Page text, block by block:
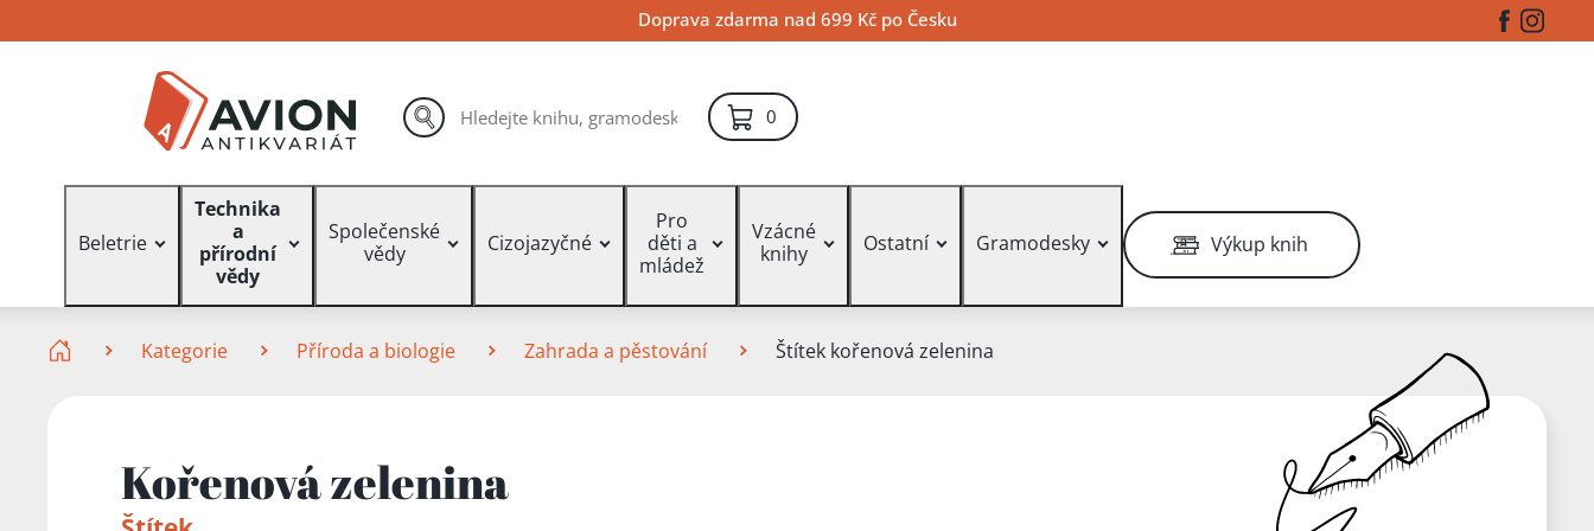
na
na
na
Doprava zdarma nad 699 Kč po Česku Facebook
Vyhledávání hledat
0položek – košík
Beletrie
Technika
a
přírodní
vědy
Společenské
vědy
Cizojazyčné
Pro
děti a
mládež
Vzácné
knihy
Ostatní Gramodesky Výkup knih
Kategorie Příroda a biologie Zahrada a pěstování Štítek kořenová zelenina
Kořenová zelenina